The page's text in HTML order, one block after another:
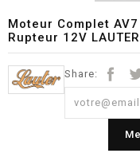
Moteur Complet
Rupteur 12V
Share: